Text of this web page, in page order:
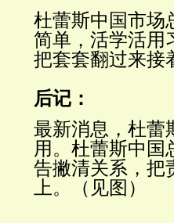
杜蕾斯中国市场
简单， 活学活用
把套套翻过来接
后记：
最新消息，杜蕾
用。杜蕾斯中国
告撇清关系，把
上。（见图）